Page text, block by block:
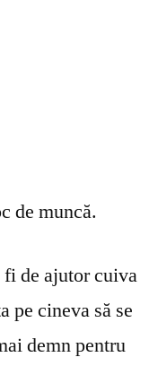
de muncă.
de ajutor cuiva
pe cineva să se
demn pentru